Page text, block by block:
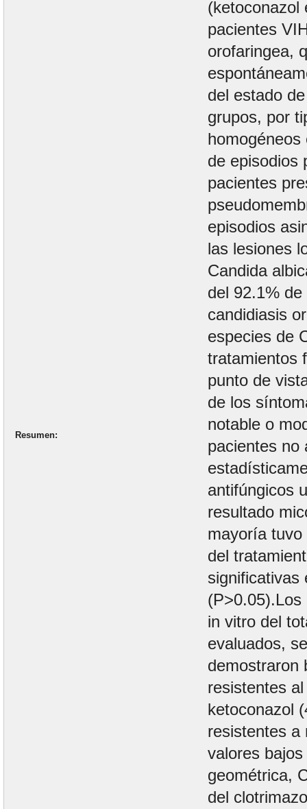
Resumen
(ketoconazol
pacientes
orofaringea,
del estado
grupos, por
de episodios
pacientes
episodios
las lesiones
Candida
del 92.1%
candidiasis
especies de
tratamientos
punto de
de los
notable o
pacientes no
antifúngicos
resultado
mayoría
del
significativas
(P>0.05).Los
in vitro del
evaluados,
demostraron
resistentes
ketoconazol
resistentes a
valores
geométrica,
del